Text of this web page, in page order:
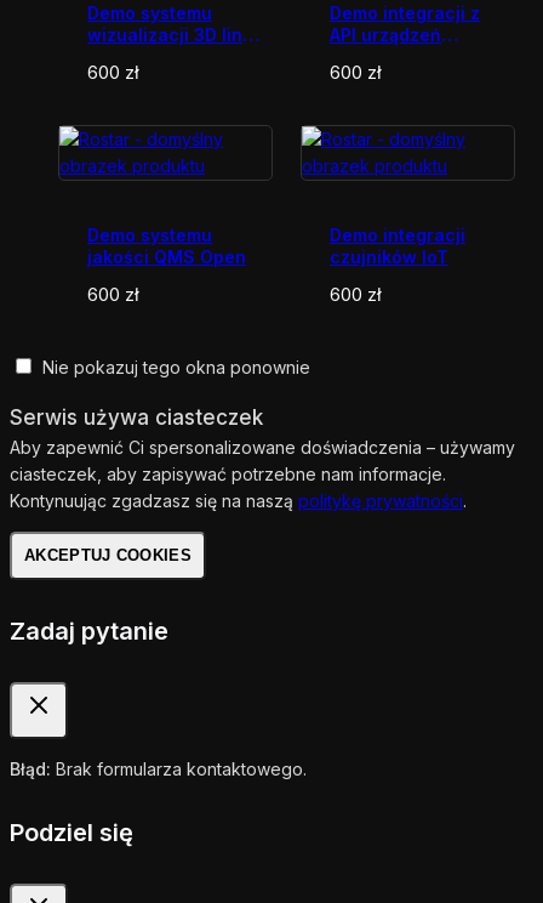
Demo systemu
wizualizacji 3D linii
600 zł
Demo integracji z
API urządzeń
600 zł
Demo systemu
jakości QMS Open
600 zł
Demo integracji
czujników IoT
600 zł
Nie pokazuj tego okna ponownie
Serwis używa ciasteczek
Aby zapewnić Ci spersonalizowane doświadczenia – używamy
ciasteczek, aby zapisywać potrzebne nam informacje.
Kontynuując zgadzasz się na naszą politykę prywatności.
AKCEPTUJ COOKIES
Zadaj pytanie
Błąd: Brak formularza kontaktowego.
Podziel się